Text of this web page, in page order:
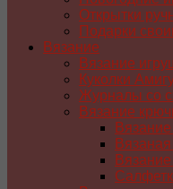
Открытки
Подарки
Вязание
Вязание
Куколки
Журналы со
Вязание